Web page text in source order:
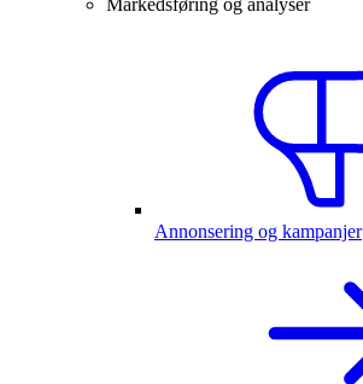
Markedsføring og analyser
Annonsering og kampanjer